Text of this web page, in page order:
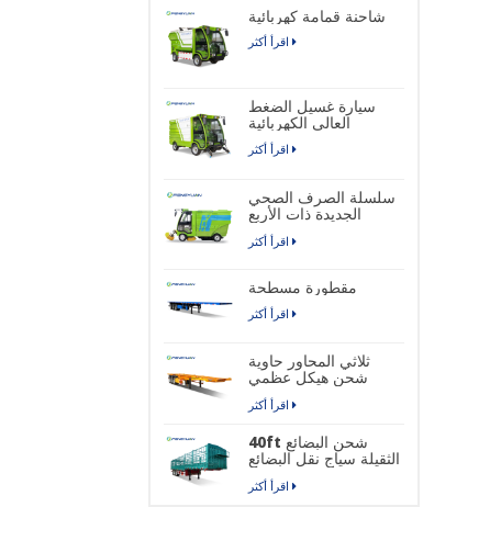
شاحنة قمامة كهربائية
اقرأ أكثر
سيارة غسيل الضغط
العالي الكهربائية
اقرأ أكثر
سلسلة الصرف الصحي
الجديدة ذات الأربع
عجلات شاحنة كنس
الشوارع الصناعية
اقرأ أكثر
مقطورة مسطحة
اقرأ أكثر
ثلاثي المحاور حاوية
شحن هيكل عظمي
نصف مقطورة
اقرأ أكثر
40ft شحن البضائع
الثقيلة سياج نقل البضائع
نصف مقطورة
اقرأ أكثر